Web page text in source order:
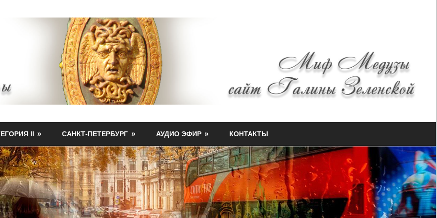
II САНКТ-ПЕТЕРБУРГ АУДИО ЭФИР КОНТАКТЫ